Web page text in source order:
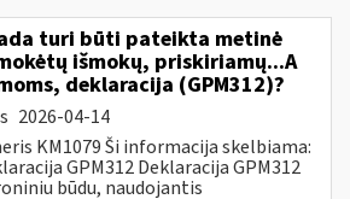
turi būti pateikta metinė
išmokų, priskiriamų...A
deklaracija (GPM312)?
2026-04-14
KM1079 Ši informacija skelbiama:
GPM312 Deklaracija GPM312
būdu, naudojantis